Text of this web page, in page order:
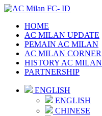
HOME
AC MILAN UPDATE
PEMAIN AC MILAN
AC MILAN CORNER
HISTORY AC MILAN
PARTNERSHIP
ENGLISH
ENGLISH
CHINESE